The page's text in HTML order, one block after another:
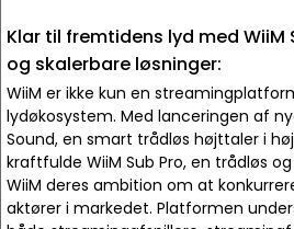
Klar til fremtidens lyd med WiiM
og skalerbare løsninger:
WiiM er ikke kun en
lydøkosystem. Med lanceringen af
Sound, en smart trådløs højttaler i
kraftfulde WiiM Sub Pro, en trådløs
WiiM deres ambition om at
aktører i markedet. Platformen